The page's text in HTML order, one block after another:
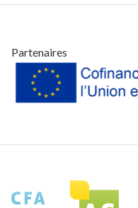
Partenaires